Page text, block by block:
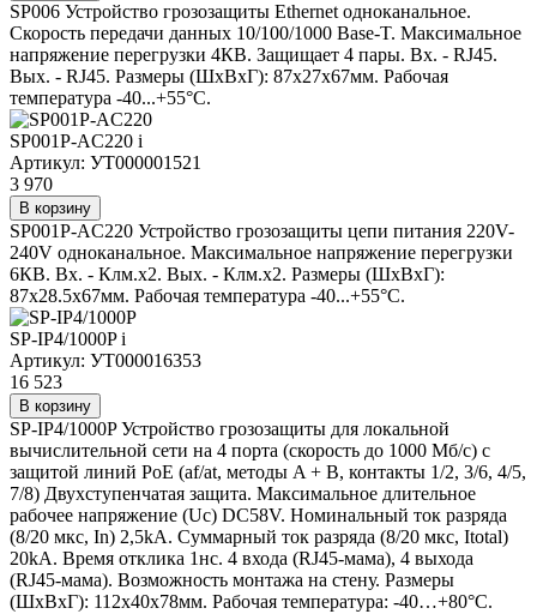
SP006 Устройство грозозащиты Ethernet одноканальное.
Скорость передачи данных 10/100/1000 Base-T. Максимальное
напряжение перегрузки 4КВ. Защищает 4 пары. Вх. - RJ45.
Вых. - RJ45. Размеры (ШxВxГ): 87x27x67мм. Рабочая
температура -40...+55°C.
SP001P-AC220 i
Артикул: УТ000001521
3 970
В корзину
SP001P-AC220 Устройство грозозащиты цепи питания 220V-
240V одноканальное. Максимальное напряжение перегрузки
6КВ. Вх. - Клм.х2. Вых. - Клм.х2. Размеры (ШxВxГ):
87x28.5x67мм. Рабочая температура -40...+55°C.
SP-IP4/1000Pi
Артикул: УТ000016353
16 523
В корзину
SP-IP4/1000P Устройство грозозащиты для локальной
вычислительной сети на 4 порта (скорость до 1000 Мб/с) с
защитой линий PoE (af/at, методы A + B, контакты 1/2, 3/6, 4/5,
7/8) Двухступенчатая защита. Максимальное длительное
рабочее напряжение (Uс) DC58V. Номинальный ток разряда
(8/20 мкс, In) 2,5kA. Суммарный ток разряда (8/20 мкс, Itotal)
20kA. Время отклика 1нс. 4 входа (RJ45-мама), 4 выхода
(RJ45-мама). Возможность монтажа на стену. Размеры
(ШхВхГ): 112x40x78мм. Рабочая температура: -40…+80°С.